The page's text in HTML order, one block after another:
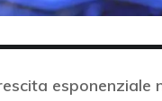
esponenziale